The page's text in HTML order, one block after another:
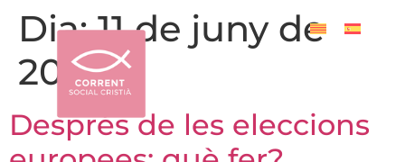
Dia:11 de juny de
2024
Després de les eleccions